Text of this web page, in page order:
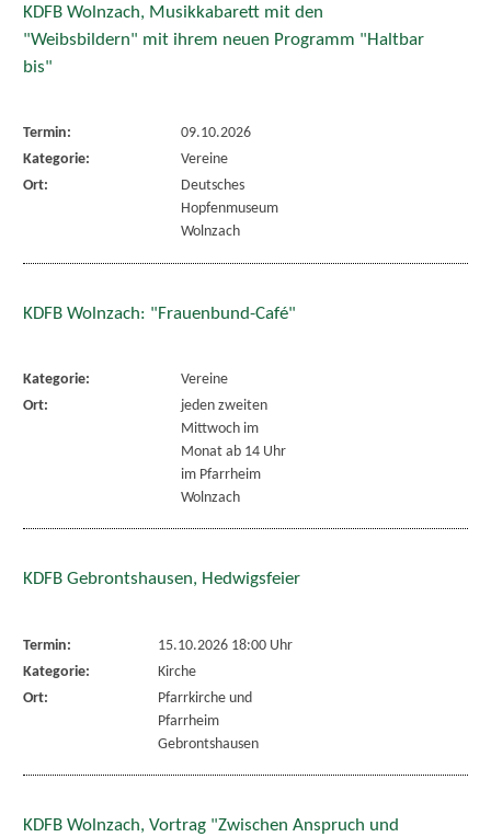
KDFB Wolnzach, Musikkabarett mit den
"Weibsbildern" mit ihrem neuen Programm "Haltbar
bis"
Termin:
09.10.2026
Kategorie:
Vereine
Ort:
Deutsches
Hopfenmuseum
Wolnzach
KDFB Wolnzach: "Frauenbund-Café"
Kategorie:
Vereine
Ort:
jeden zweiten
Mittwoch im
Monat ab 14 Uhr
im Pfarrheim
Wolnzach
KDFB Gebrontshausen, Hedwigsfeier
Termin:
15.10.2026 18:00 Uhr
Kategorie:
Kirche
Ort:
Pfarrkirche und
Pfarrheim
Gebrontshausen
KDFB Wolnzach, Vortrag "Zwischen Anspruch und